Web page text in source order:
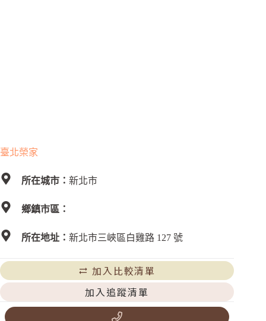
臺北榮家
所在城市： 新北市
鄉鎮市區：
所在地址： 新北市三峽區白雞路 127 號
加入比較清單
加入追蹤清單